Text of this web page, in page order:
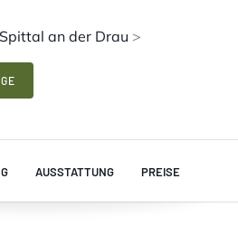
Spittal an der Drau >
AUSSTATTUNG PREISE